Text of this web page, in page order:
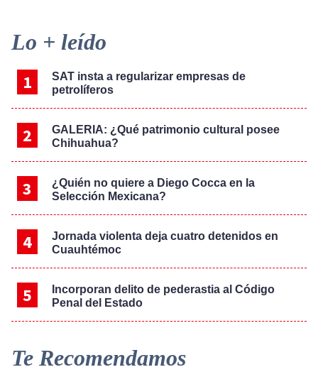
Primary
Sidebar
Lo + leído
SAT insta a regularizar empresas de
petrolíferos
GALERIA: ¿Qué patrimonio cultural posee
Chihuahua?
¿Quién no quiere a Diego Cocca en la
Selección Mexicana?
Jornada violenta deja cuatro detenidos en
Cuauhtémoc
Incorporan delito de pederastia al Código
Penal del Estado
Te Recomendamos